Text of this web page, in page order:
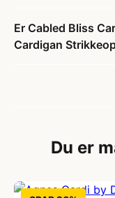
Er Cabled Bliss
Cardigan
Du er